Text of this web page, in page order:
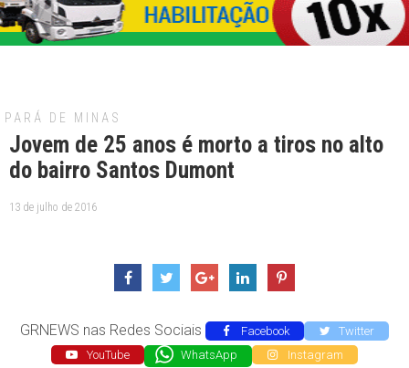
PARÁ DE MINAS
Jovem de 25 anos é morto a tiros no alto
do bairro Santos Dumont
13 de julho de 2016
GRNEWS nas Redes Sociais Facebook
Twitter
YouTube
WhatsApp Instagram